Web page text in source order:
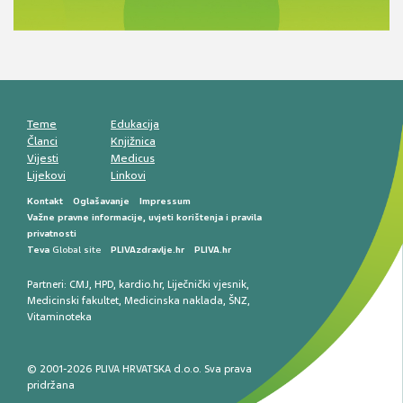
smetnji do rane onkološke dijagnostike
Teme
Članci
Vijesti
Lijekovi
Edukacija
Knjižnica
Medicus
Linkovi
Kontakt Oglašavanje
Impressum
Važne pravne informacije, uvjeti korištenja i pravila
privatnosti
Teva Global site PLIVAzdravlje.hr PLIVA.hr
Partneri: CMJ, HPD, kardio.hr, Liječnički vjesnik,
Medicinski fakultet, Medicinska naklada, ŠNZ,
Vitaminoteka
© 2001-2026 PLIVA HRVATSKA d.o.o. Sva prava
pridržana